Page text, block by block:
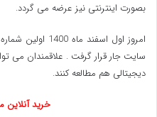
بصورت اینترنتی نیز عرضه می گردد.‌
امروز اول اسفند
سایت جار قرار گرفت . علاقمندان می
دیجیتالی هم مطالعه کنند.
خرید آنلاین